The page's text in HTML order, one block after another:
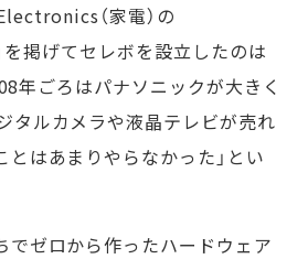
（家電）の
を掲げてセレボを設立したのは
年ごろはパナソニックが大きく
タルカメラや液晶テレビが売れ
とはあまりやらなかった」とい
でゼロから作ったハードウェア